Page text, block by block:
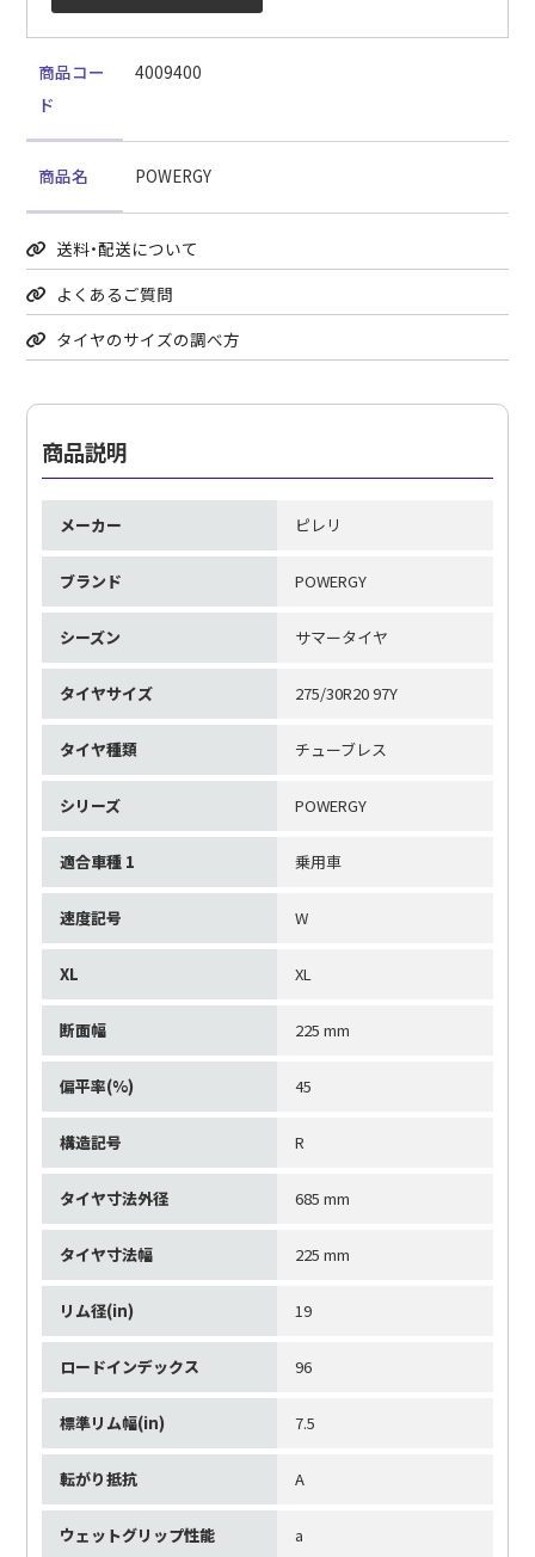
商品コー
ド
4009400
商品名 POWERGY
送料・配送について
よくあるご質問
タイヤのサイズの調べ方
商品説明
メーカー ピレリ
ブランド POWERGY
シーズン サマータイヤ
タイヤサイズ 275/30R20 97Y
タイヤ種類 チューブレス
シリーズ POWERGY
適合車種 1 乗用車
速度記号 W
XL XL
断面幅 225 mm
偏平率(%) 45
構造記号 R
タイヤ寸法外径 685 mm
タイヤ寸法幅 225 mm
リム径(in) 19
ロードインデックス 96
標準リム幅(in) 7.5
転がり抵抗 A
ウェットグリップ性能 a